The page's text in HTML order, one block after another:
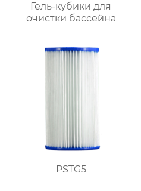
Гель-кубики для
очистки бассейна
PSTG5